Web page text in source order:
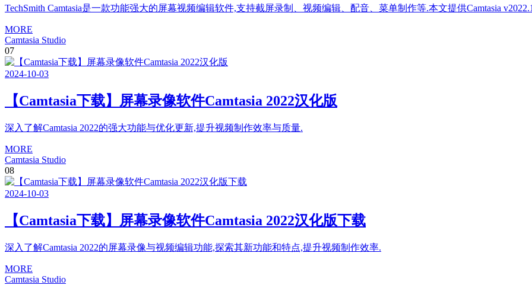
TechSmith Camtasia是一款功能强大的屏幕视频编辑软件,支持截屏录制、视频编辑、配音、菜单制作等.本文提供Camtasia
MORE
Camtasia Studio
07
2024-10-03
【Camtasia下载】屏幕录像软件Camtasia 2022汉化版
深入了解Camtasia 2022的强大功能与优化更新,提升视频制作效率与质量.
MORE
Camtasia Studio
08
2024-10-03
【Camtasia下载】屏幕录像软件Camtasia 2022汉化版下载
深入了解Camtasia 2022的屏幕录像与视频编辑功能,探索其新功能和特点,提升视频制作效率.
MORE
Camtasia Studio